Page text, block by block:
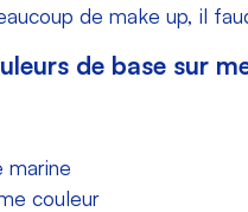
de make up, il
de base sur
marine
couleur